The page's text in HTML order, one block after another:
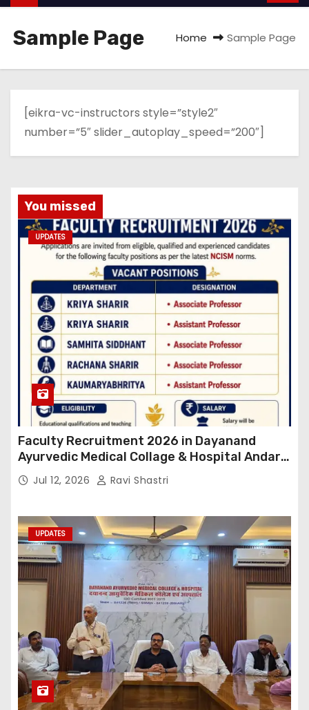
Sample Page Home Sample Page
[eikra-vc-instructors style=”style2″
number=”5″ slider_autoplay_speed=”200″]
You missed
UPDATES
Faculty Recruitment 2026 in Dayanand
Ayurvedic Medical Collage & Hospital Andar
Road ,Siwan
Jul 12, 2026 Ravi Shastri
UPDATES